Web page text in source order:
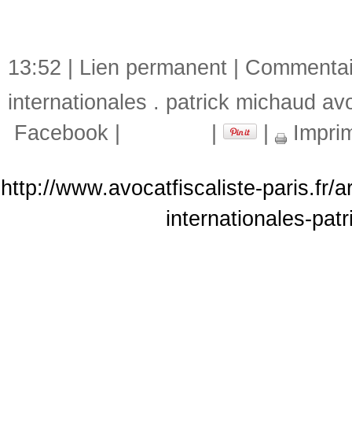
13:52 | Lien permanent
internationales . patrick michaud
Facebook
http://www.avocatfiscaliste-paris.fr/
internationales-